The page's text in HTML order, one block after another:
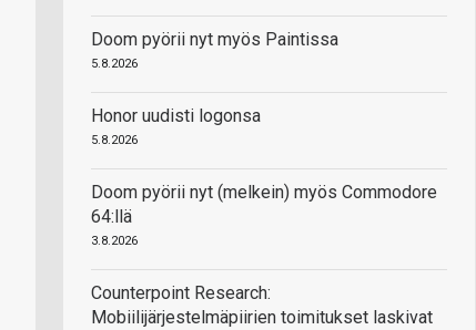
Doom pyörii nyt myös Paintissa
5.8.2026
Honor uudisti logonsa
5.8.2026
Doom pyörii nyt (melkein) myös Commodore
64:llä
3.8.2026
Counterpoint Research:
Mobiilijärjestelmäpiirien toimitukset laskivat